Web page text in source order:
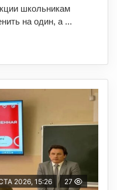
школьникам
на один, а ...
2026, 15:26 27